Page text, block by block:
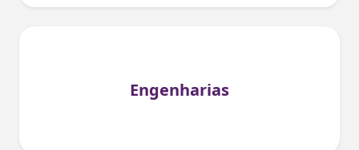
Engenharias